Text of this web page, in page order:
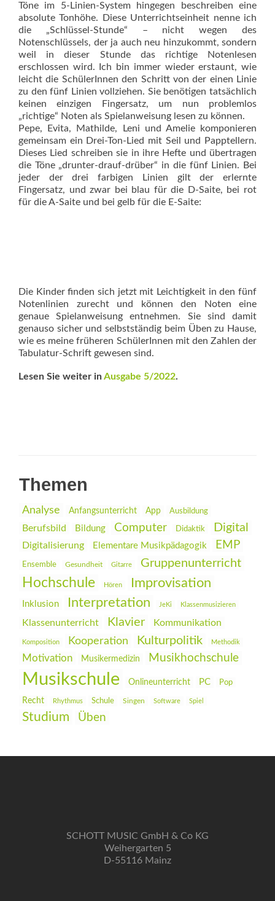
Töne im 5-Linien-System hingegen beschreiben eine
absolute Tonhöhe. Diese Unterrichtseinheit nenne ich
die „Schlüssel-Stunde“ – nicht wegen des
Notenschlüssels, der ja auch neu hinzukommt, sondern
weil in dieser Stunde das richtige Notenlesen
erschlossen wird. Ich bin immer wieder erstaunt, wie
leicht die SchülerInnen den Schritt von der einen Linie
zu den fünf ­Linien vollziehen. Sie benötigen tatsächlich
keinen einzigen Fingersatz, um nun problemlos
„richtige“ Noten als Spielanweisung lesen zu können.
Pepe, Evita, Mathilde, Leni und Amelie komponieren
gemeinsam ein Drei-Ton-Lied mit Seil und Papptellern.
Dieses Lied schreiben sie in ihre Hefte und übertragen
die Töne „drunter-drauf-drüber“ in die fünf Linien. Bei
jeder der drei farbigen Linien gilt der erlernte
Fingersatz, und zwar bei blau für die D-Saite, bei rot
für die A-Saite und bei gelb für die E-Saite:
Die Kinder finden sich jetzt mit Leichtigkeit in den fünf
Notenlinien zurecht und können den Noten eine
genaue Spielanweisung ent­nehmen. Sie sind damit
genauso sicher und selbstständig beim Üben zu Hause,
wie es meine früheren SchülerInnen mit den Zahlen der
Tabulatur-Schrift gewesen sind.
Lesen Sie weiter inAusgabe 5/2022.
Themen
Analyse Anfangsunterricht App Ausbildung
Berufsbild Bildung Computer Didaktik Digital
Digitalisierung Elementare Musikpädagogik EMP
Ensemble Gesundheit Gitarre Gruppenunterricht
Hochschule Hören Improvisation
Inklusion Interpretation JeKi Klassenmusizieren
Klassenunterricht Klavier Kommunikation
Komposition Kooperation Kulturpolitik Methodik
Motivation Musikermedizin Musikhochschule
Musikschule Onlineunterricht PC Pop
Recht Rhythmus Schule Singen Software Spiel
Studium Üben
SCHOTT MUSIC GmbH & Co KG
Weihergarten 5
D-55116 Mainz